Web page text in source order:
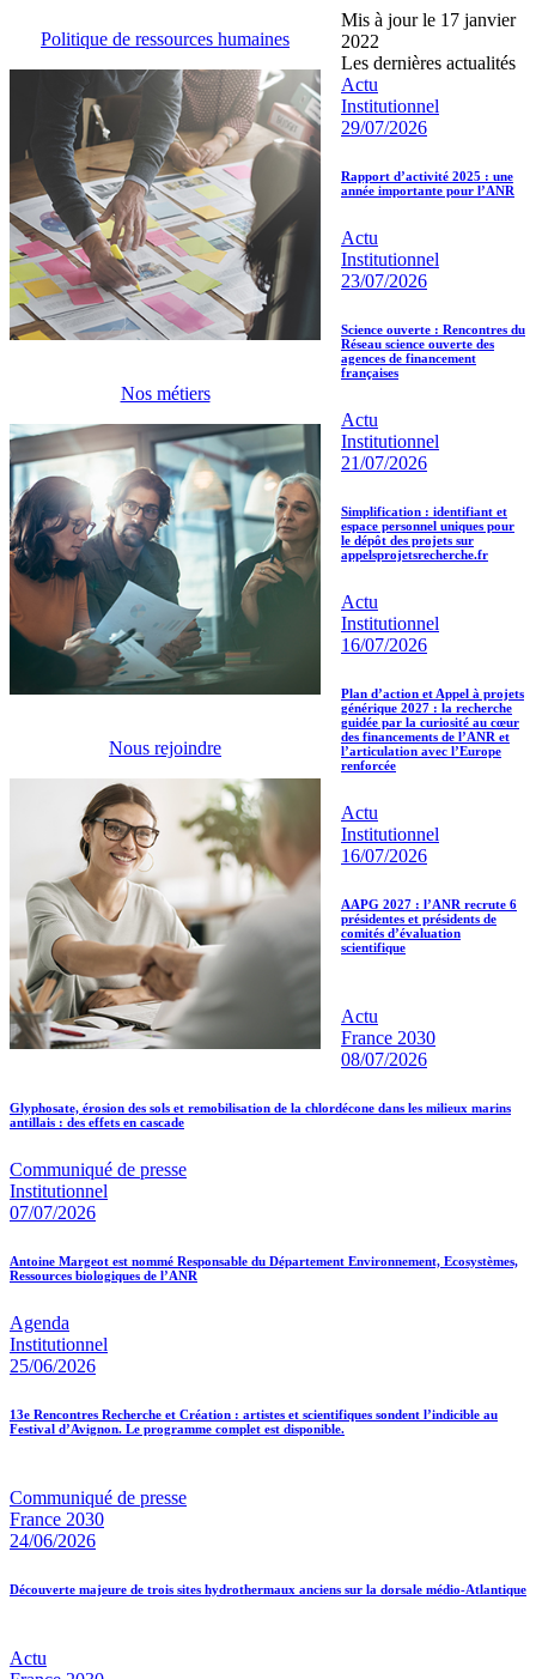
Politique de ressources humaines
Nos métiers
Nous rejoindre
Mis à jour le 17 janvier
2022
Les dernières actualités
Actu
Institutionnel
29/07/2026
Rapport d’activité 2025 : une
année importante pour l’ANR
Actu
Institutionnel
23/07/2026
Science ouverte : Rencontres du
Réseau science ouverte des
agences de financement
françaises
Actu
Institutionnel
21/07/2026
Simplification : identifiant et
espace personnel uniques pour
le dépôt des projets sur
appelsprojetsrecherche.fr
Actu
Institutionnel
16/07/2026
Plan d’action et Appel à projets
générique 2027 : la recherche
guidée par la curiosité au cœur
des financements de l’ANR et
l’articulation avec l’Europe
renforcée
Actu
Institutionnel
16/07/2026
AAPG 2027 : l’ANR recrute 6
présidentes et présidents de
comités d’évaluation
scientifique
Actu
France 2030
08/07/2026
Glyphosate, érosion des sols et remobilisation de la chlordécone dans les milieux marins
antillais : des effets en cascade
Communiqué de presse
Institutionnel
07/07/2026
Antoine Margeot est nommé Responsable du Département Environnement, Ecosystèmes,
Ressources biologiques de l’ANR
Agenda
Institutionnel
25/06/2026
13e Rencontres Recherche et Création : artistes et scientifiques sondent l’indicible au
Festival d’Avignon. Le programme complet est disponible.
Communiqué de presse
France 2030
24/06/2026
Découverte majeure de trois sites hydrothermaux anciens sur la dorsale médio-Atlantique
Actu